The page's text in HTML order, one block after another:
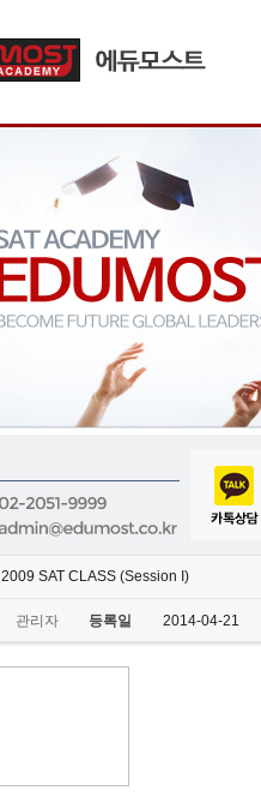
2009 SAT CLASS (Session I)
관리자 등록일 2014-04-21